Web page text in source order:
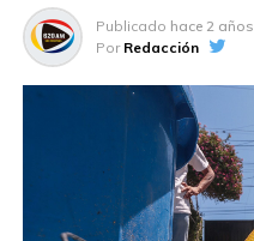
Publicado hace 2 años
Por Redacción